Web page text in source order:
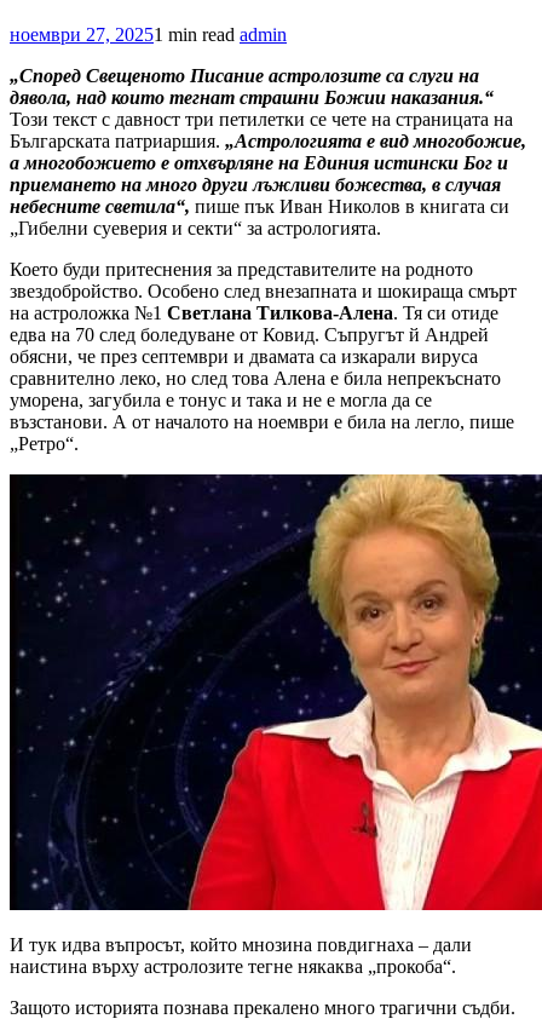
ноември 27, 20251 min read admin
„Според Свещеното Писание астролозите са слуги на
дявола, над които тегнат страшни Божии наказания.“
Този текст с давност три петилетки се чете на страницата на
Българската патриаршия. „Астрологията е вид многобожие,
а многобожието е отхвърляне на Единия истински Бог и
приемането на много други лъжливи божества, в случая
небесните светила“, пише пък Иван Николов в книгата си
„Гибелни суеверия и секти“ за астрологията.
Което буди притеснения за представителите на родното
звездобройство. Особено след внезапната и шокираща смърт
на астроложка №1 Светлана Тилкова-Алена. Тя си отиде
едва на 70 след боледуване от Ковид. Съпругът й Андрей
обясни, че през септември и двамата са изкарали вируса
сравнително леко, но след това Алена е била непрекъснато
уморена, загубила е тонус и така и не е могла да се
възстанови. А от началото на ноември е била на легло, пише
„Ретро“.
И тук идва въпросът, който мнозина повдигнаха – дали
наистина върху астролозите тегне някаква „прокоба“.
Защото историята познава прекалено много трагични съдби.